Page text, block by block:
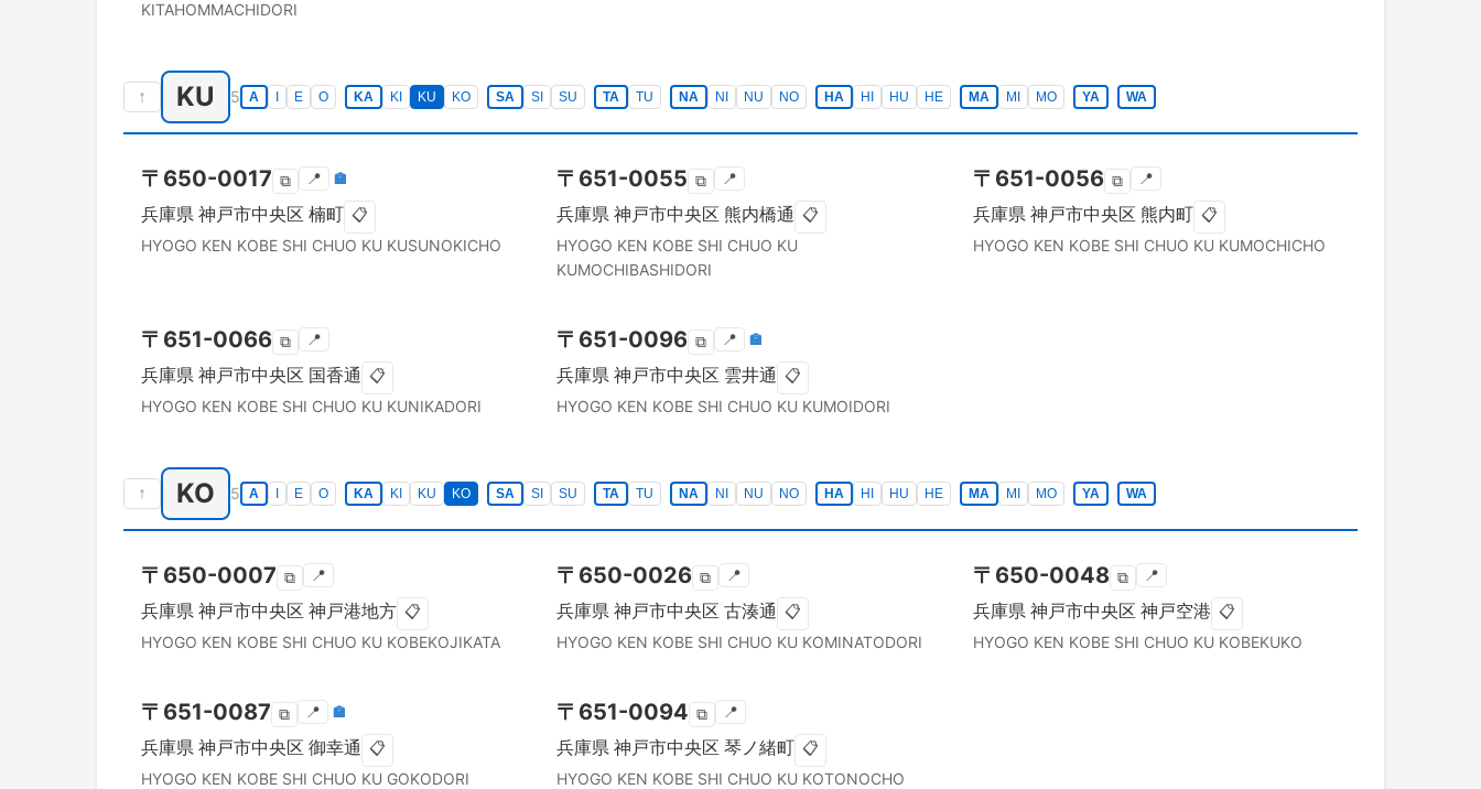
KITAHOMMACHIDORI
↑ KU 5 A E O KA KI KU KO SA SI SU TA TU NA NI NU NO HA HI HU HE MA MI MO YA WA
〒 650-0017 ⧉ 📍 🏣
兵庫県 神戸市中央区 楠町 📋
HYOGO KEN KOBE SHI CHUO KU KUSUNOKICHO
〒 651-0055 ⧉ 📍
兵庫県 神戸市中央区 熊内橋通 📋
HYOGO KEN KOBE SHI CHUO KU
KUMOCHIBASHIDORI
〒 651-0056 ⧉ 📍
兵庫県 神戸市中央区 熊内町 📋
HYOGO KEN KOBE SHI CHUO KU KUMOCHICHO
〒 651-0066 ⧉ 📍
兵庫県 神戸市中央区 国香通 📋
HYOGO KEN KOBE SHI CHUO KU KUNIKADORI
〒 651-0096 ⧉ 📍 🏣
兵庫県 神戸市中央区 雲井通 📋
HYOGO KEN KOBE SHI CHUO KU KUMOIDORI
↑ KO 5 A E O KA KI KU KO SA SI SU TA TU NA NI NU NO HA HI HU HE MA MI MO YA WA
〒 650-0007 ⧉ 📍
兵庫県 神戸市中央区 神戸港地方 📋
HYOGO KEN KOBE SHI CHUO KU KOBEKOJIKATA
〒 650-0026 ⧉ 📍
兵庫県 神戸市中央区 古湊通 📋
HYOGO KEN KOBE SHI CHUO KU KOMINATODORI
〒 650-0048 ⧉ 📍
兵庫県 神戸市中央区 神戸空港 📋
HYOGO KEN KOBE SHI CHUO KU KOBEKUKO
〒 651-0087 ⧉ 📍 🏣
兵庫県 神戸市中央区 御幸通 📋
HYOGO KEN KOBE SHI CHUO KU GOKODORI
〒 651-0094 ⧉ 📍
兵庫県 神戸市中央区 琴ノ緒町 📋
HYOGO KEN KOBE SHI CHUO KU KOTONOCHO